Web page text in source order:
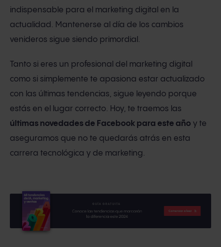
indispensable para el marketing digital en la
actualidad. Mantenerse al día de los cambios
venideros sigue siendo primordial.
Tanto si eres un profesional del marketing digital
como si simplemente te apasiona estar actualizado
con las últimas tendencias, sigue leyendo porque
estás en el lugar correcto. Hoy, te traemos las
últimas novedades de Facebook para este año y te
aseguramos que no te quedarás atrás en esta
carrera tecnológica y de marketing.